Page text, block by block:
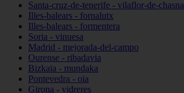
Santa-cruz-de-tenerife - vilaflor-de-chasna
Illes-balears - fornalutx
Illes-balears - formentera
Soria - vinuesa
Madrid - mejorada-del-campo
Ourense - ribadavia
Bizkaia - mundaka
Pontevedra - oia
Girona - vidreres